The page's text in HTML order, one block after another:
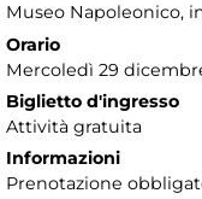
Museo Napoleonico,
Orario
Mercoledì 29 dicembre
Biglietto d'ingresso
Attività gratuita
Informazioni
Prenotazione